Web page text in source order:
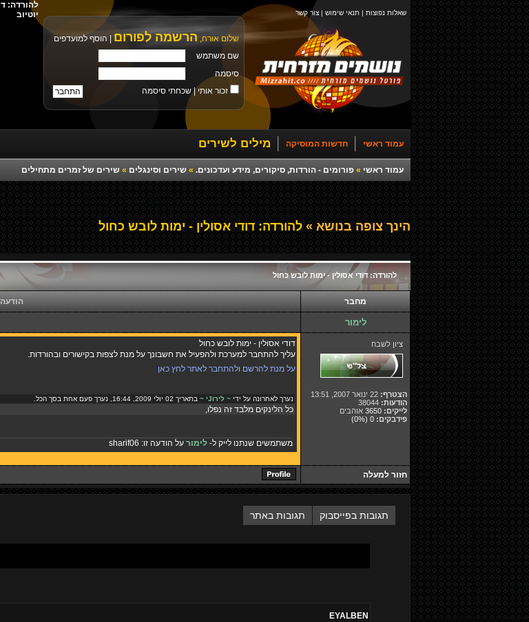
שאלות נפוצות | תנאי שימוש | צור קשר
שלום אורח, הרשמה לפורום
הוסף למועדפים
שם משתמש
סיסמה
זכור אותי |שכחתי סיסמה
יוטיוב
עמוד ראשי חדשות המוסיקה מילים לשירים
עמוד ראשי » פורומים - הורדות, סיקורים, מידע ועדכונים. » שירים וסינגלים » שירים של זמרים מתחילים
הינך צופה בנושא » להורדה: דודי אסולין - ימות לובש כחול
להורדה: דודי אסולין - ימות לובש כחול
מחבר הודעה
לימור
ציון לשבח
הצטרף:
הודעות:
לייקים: 3650 אוהבים
פידבקים: 0
(0%)
דודי אסולין - ימות לובש כחול
עליך להתחבר למערכת ולהפעיל את חשבונך על מנת לצפות בקישורים ובהורדות.
על מנת להרשם ולהתחבר לאתר לחץ כאן
נערך לאחרונה על ידי ~ לירוJי ~ בתאריך 02 יולי 2009, 16:44, נערך פעם אחת בסך הכל.
כל הלינקים מלבד זה נפלו,
משתמשים שנתנו לייק ל- לימור על הודעה זו: sharif06
חזור למעלה
תגובות בפייסבוק תגובות באתר
EYALBEN